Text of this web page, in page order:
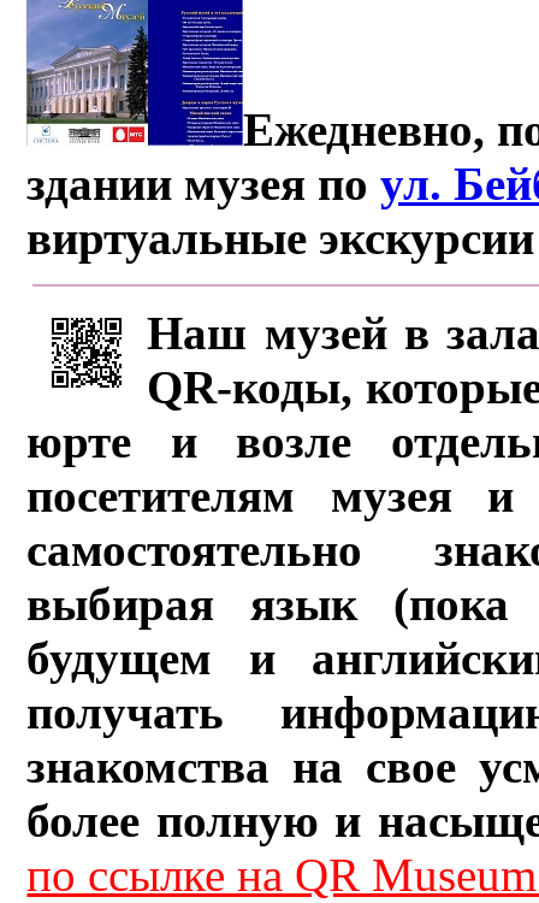
Ежедневно,
здании музея поул.
виртуальные
Наш музей в
QR-коды,
юрте и возле
посетителям музея и
самостоятельно
выбирая язык (пока
будущем и
получать
знакомства на свое
более полную и
по ссылке на QR